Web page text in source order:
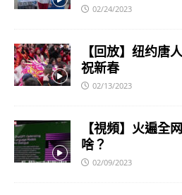
02/24/2023
【回放】纽约唐
祝新春
02/13/2023
【視頻】火遍全
啥？
02/09/2023